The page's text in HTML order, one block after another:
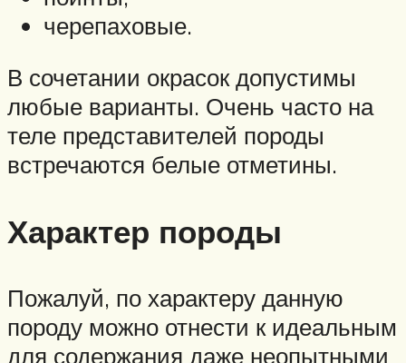
черепаховые.
В сочетании окрасок допустимы
любые варианты. Очень часто на
теле представителей породы
встречаются белые отметины.
Характер породы
Пожалуй, по характеру данную
породу можно отнести к идеальным
для содержания даже неопытными